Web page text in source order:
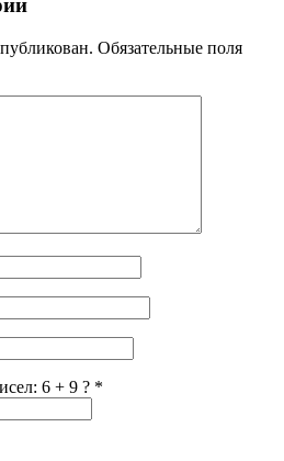
Обязательные поля
6 + 9 ? *